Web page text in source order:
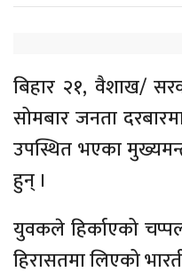
बिहार २१, वैशाख/
सोमबार जनता
उपस्थित भएका
हुन् ।
युवकले हिर्काएको
हिरासतमा लिएको